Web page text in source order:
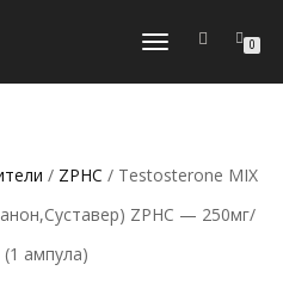
ПЕРЕКЛЮЧИТЬ
0
/ ZPHC / Testosterone MIX
ZPHC — 250мг/
ампула)